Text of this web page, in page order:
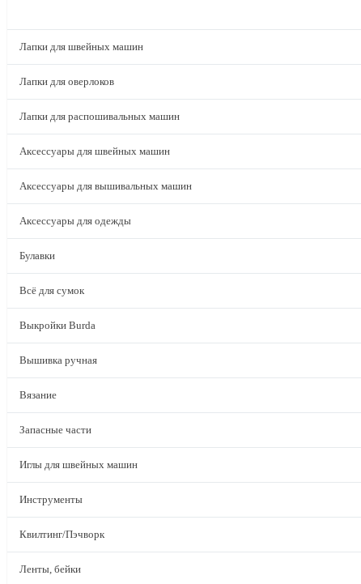
Лапки для швейных машин
Лапки для оверлоков
Лапки для распошивальных машин
Аксессуары для швейных машин
Аксессуары для вышивальных машин
Аксессуары для одежды
Булавки
Всё для сумок
Выкройки Burda
Вышивка ручная
Вязание
Запасные части
Иглы для швейных машин
Инструменты
Квилтинг/Пэчворк
Ленты, бейки